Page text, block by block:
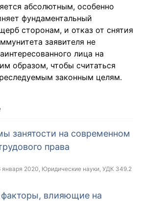
абсолютным, особенно
фундаментальный
сторонам, и отказ от снятия
заявителя не
лица на
образом, чтобы считаться
законным целям.
занятости на современном
права
января 2020, Юридические науки, УДК 349.2
влияющие на